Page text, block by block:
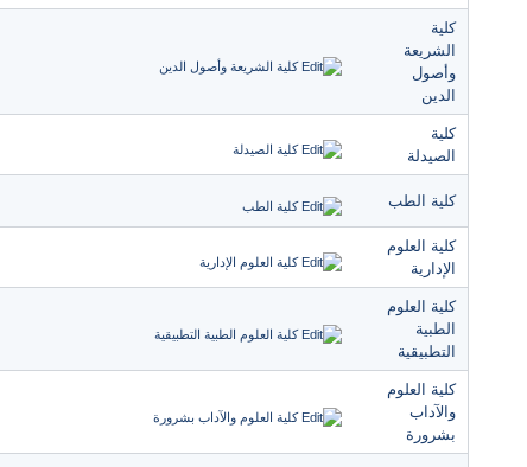
كلية
الشريعة
وأصول
الدين
كلية
الصيدلة
كلية الطب
كلية العلوم
الإدارية
كلية العلوم
الطبية
التطبيقية
كلية العلوم
والآداب
بشرورة